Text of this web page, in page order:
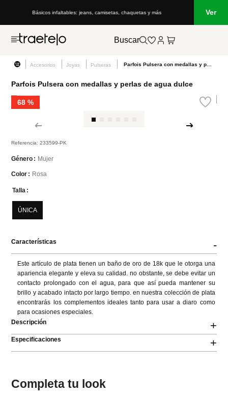
Básicos infaltables: jeans, camisetas, chaquetas y más Ver
Buscar
Accesorios Joyas Pulseras
Parfois Pulsera con medallas y perlas de agua dulce
68 %
Referencia:233599-PK
Género Mujer
Color Rosa
Talla
ÚNICA
Características -
Este artículo de plata tienen un baño de oro de 18k que le otorga una
apariencia elegante y eleva su calidad. no obstante, se debe evitar un
contacto prolongado con el agua, para que así pueda mantener su
brillo y acabado intacto por largo tiempo. en nuestra colección de plata
encontrarás los complementos ideales tanto para usar a diaro como
para ocasiones especiales.
Descripción
+
Especificaciones +
Completa tu look